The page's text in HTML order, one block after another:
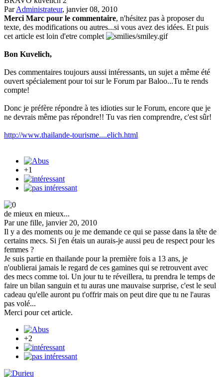
ParAdministrateur, janvier 08, 2010
Merci Marc pour le commentaire, n'hésitez pas à proposer du
texte, des modifications ou autres...si vous avez des idées. Et puis
cet article est loin d'etre complet
Bon Kuvelich,
Des commentaires toujours aussi intéressants, un sujet a même été
ouvert spécialement pour toi sur le Forum par Baloo...Tu te rends
compte!
Donc je préfère répondre à tes idioties sur le Forum, encore que je
ne devrais même pas répondre!! Tu vas rien comprendre, c'est sûr!
http://www.thailande-tourisme....elich.html
+1
de mieux en mieux...
Par une fille, janvier 20, 2010
Il y a des moments ou je me demande ce qui se passe dans la tête de
certains mecs. Si j'en étais un aurais-je aussi peu de respect pour les
femmes ?
Je suis partie en thailande pour la première fois a 13 ans, je
n'oublierai jamais le regard de ces gamines qui se retrouvent avec
des mecs comme toi. Un jour tu te réveillera, tu prendra le temps de
faire un bilan sanguin et tu auras une mauvaise surprise, c'est le seul
cadeau qu'elle auront pu t'offrir mais on peut dire que tu ne l'auras
pas volé...
Merci pour cet article.
+2